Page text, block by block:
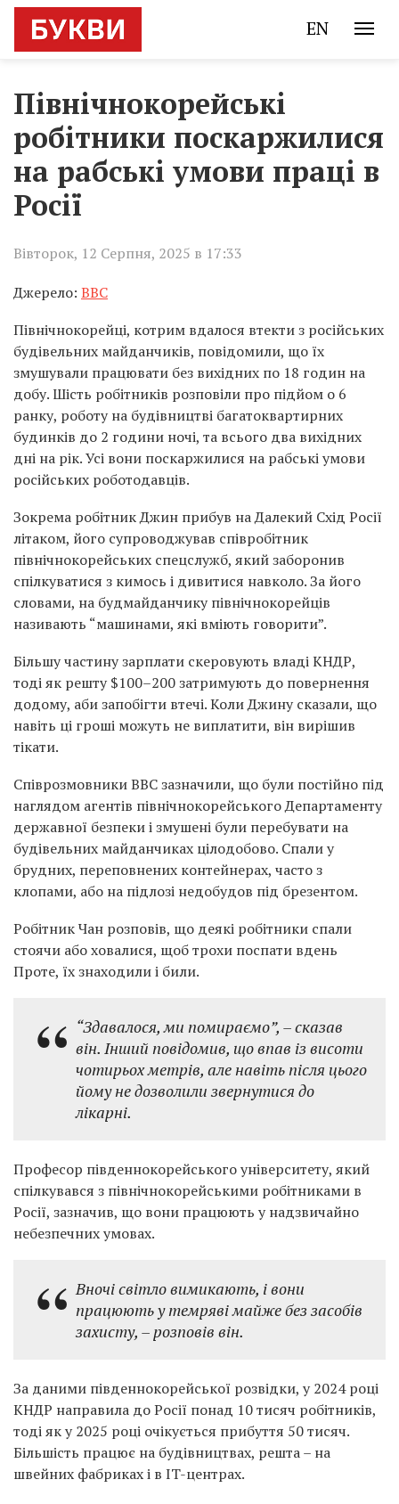
EN
Північнокорейські
робітники поскаржилися
на рабські умови праці в
Росії
Вівторок, 12 Серпня, 2025 в 17:33
Джерело: BBC
Північнокорейці, котрим вдалося втекти з російських
будівельних майданчиків, повідомили, що їх
змушували працювати без вихідних по 18 годин на
добу. Шість робітників розповіли про підйом о 6
ранку, роботу на будівництві багатоквартирних
будинків до 2 години ночі, та всього два вихідних
дні на рік. Усі вони поскаржилися на рабські умови
російських роботодавців.
Зокрема робітник Джин прибув на Далекий Схід Росії
літаком, його супроводжував співробітник
північнокорейських спецслужб, який заборонив
спілкуватися з кимось і дивитися навколо. За його
словами, на будмайданчику північнокорейців
називають “машинами, які вміють говорити”.
Більшу частину зарплати скеровують владі КНДР,
тоді як решту $100–200 затримують до повернення
додому, аби запобігти втечі. Коли Джину сказали, що
навіть ці гроші можуть не виплатити, він вирішив
тікати.
Співрозмовники BBC зазначили, що були постійно під
наглядом агентів північнокорейського Департаменту
державної безпеки і змушені були перебувати на
будівельних майданчиках цілодобово. Спали у
брудних, переповнених контейнерах, часто з
клопами, або на підлозі недобудов під брезентом.
Робітник Чан розповів, що деякі робітники спали
стоячи або ховалися, щоб трохи поспати вдень
Проте, їх знаходили і били.
“Здавалося, ми помираємо”, – сказав
він. Інший повідомив, що впав із висоти
чотирьох метрів, але навіть після цього
йому не дозволили звернутися до
лікарні.
Професор південнокорейського університету, який
спілкувався з північнокорейськими робітниками в
Росії, зазначив, що вони працюють у надзвичайно
небезпечних умовах.
Вночі світло вимикають, і вони
працюють у темряві майже без засобів
захисту, – розповів він.
За даними південнокорейської розвідки, у 2024 році
КНДР направила до Росії понад 10 тисяч робітників,
тоді як у 2025 році очікується прибуття 50 тисяч.
Більшість працює на будівництвах, решта – на
швейних фабриках і в IT-центрах.